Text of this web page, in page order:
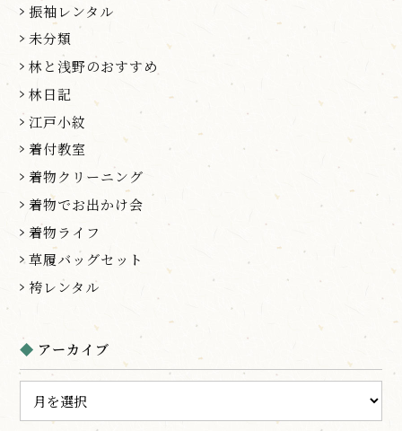
振袖レンタル
未分類
林と浅野のおすすめ
林日記
江戸小紋
着付教室
着物クリーニング
着物でお出かけ会
着物ライフ
草履バッグセット
袴レンタル
アーカイブ